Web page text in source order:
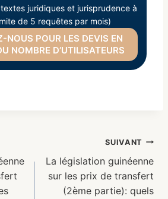
juridiques et jurisprudence à
de 5 requêtes par mois)
NOUS POUR LES DEVIS EN
NOMBRE D’UTILISATEURS
SUIVANT
La législation guinéenne
sur les prix de transfert
(2ème partie): quels